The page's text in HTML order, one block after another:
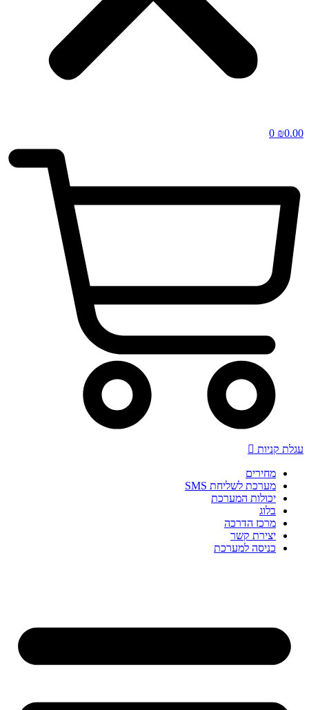
₪0.00
0
עגלת קניות
מחירים
מערכת לשליחת SMS
יכולות המערכת
בלוג
מרכז הדרכה
יצירת קשר
כניסה למערכת